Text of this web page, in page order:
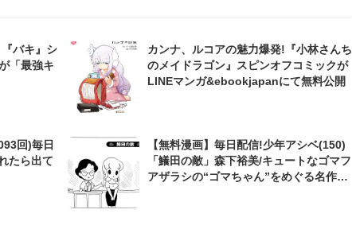
バキ』シ
「最強キ
カンナ、ルコアの魅力爆発!『小林さんち
のメイドラゴン』スピンオフコミックが
LINEマンガ&ebookjapanにて無料公開
回)毎日
たら出て
【無料漫画】毎日配信!少年アシベ(150)
「鱶田の敵」森下裕美/キュートなゴマフ
アザラシの“ゴマちゃん”をめぐる名作ギ